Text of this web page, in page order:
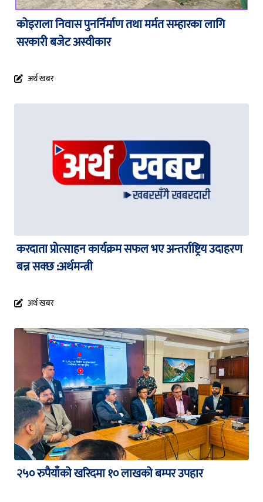
कोइराला निवास पुनर्निर्माण तथा मर्मत सम्हारका लागि
सरकारी बजेट अस्वीकार
अर्थ खबर
करदाता प्रोत्साहन कार्यक्रम सफल भए अन्तर्राष्ट्रिय उदाहरण
बन्न सक्छ :अर्थमन्त्री
अर्थ खबर
२५० रुपैयाँको खरिदमा १० लाखको बम्पर उपहार